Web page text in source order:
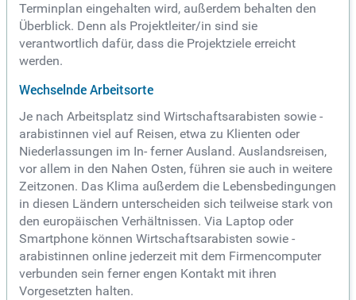
Terminplan eingehalten wird, außerdem behalten den
Überblick. Denn als Projektleiter/in sind sie
verantwortlich dafür, dass die Projektziele erreicht
werden.
Wechselnde Arbeitsorte
Je nach Arbeitsplatz sind Wirtschaftsarabisten sowie -
arabistinnen viel auf Reisen, etwa zu Klienten oder
Niederlassungen im In- ferner Ausland. Auslandsreisen,
vor allem in den Nahen Osten, führen sie auch in weitere
Zeitzonen. Das Klima außerdem die Lebensbedingungen
in diesen Ländern unterscheiden sich teilweise stark von
den europäischen Verhältnissen. Via Laptop oder
Smartphone können Wirtschaftsarabisten sowie -
arabistinnen online jederzeit mit dem Firmencomputer
verbunden sein ferner engen Kontakt mit ihren
Vorgesetzten halten.